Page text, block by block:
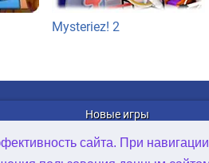
сайта. При
Mysteriez! 2
Новые игры
Онлайн Игры